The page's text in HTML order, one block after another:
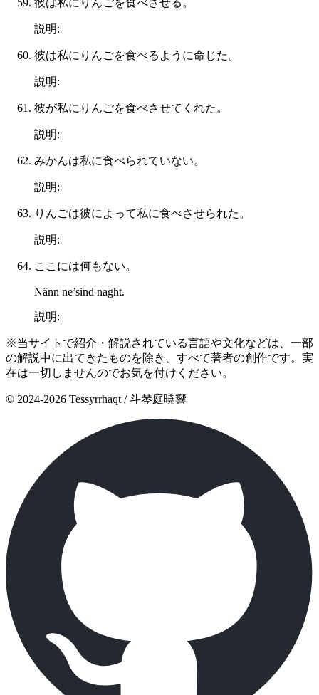
説明:
彼は私にりんごを食べるように命じた。
説明:
彼が私にりんごを食べさせてくれた。
説明:
みかんは私に食べられていない。
説明:
りんごは彼によって私に食べさせられた。
説明:
ここには何もない。
Nänn ne’sind naght.
説明:
※当サイトで紹介・解説されている言語や文化などは、一部
の解説中に出てきたものを除き、すべて著者の創作です。実
在は一切しませんのでお気を付けください。
© 2024-2026 Tessyrrhaqt / 斗琴庭暁響